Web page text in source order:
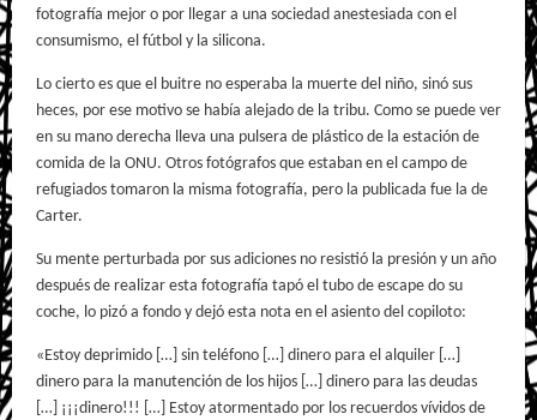
fotografía mejor o por llegar a una sociedad anestesiada con el
consumismo, el fútbol y la silicona.
Lo cierto es que el buitre no esperaba la muerte del niño, sinó sus
heces, por ese motivo se había alejado de la tribu. Como se puede ver
en su mano derecha lleva una pulsera de plástico de la estación de
comida de la ONU. Otros fotógrafos que estaban en el campo de
refugiados tomaron la misma fotografía, pero la publicada fue la de
Carter.
Su mente perturbada por sus adiciones no resistió la presión y un año
después de realizar esta fotografía tapó el tubo de escape do su
coche, lo pizó a fondo y dejó esta nota en el asiento del copiloto:
«Estoy deprimido […] sin teléfono […] dinero para el alquiler […]
dinero para la manutención de los hijos […] dinero para las deudas
[…] ¡¡¡dinero!!! […] Estoy atormentado por los recuerdos vívidos de